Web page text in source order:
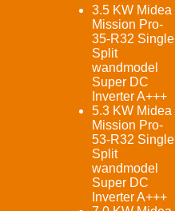
3.5 KW Midea
Mission Pro-
35-R32 Single
Split
wandmodel
Super DC
Inverter A+++
5.3 KW Midea
Mission Pro-
53-R32 Single
Split
wandmodel
Super DC
Inverter A+++